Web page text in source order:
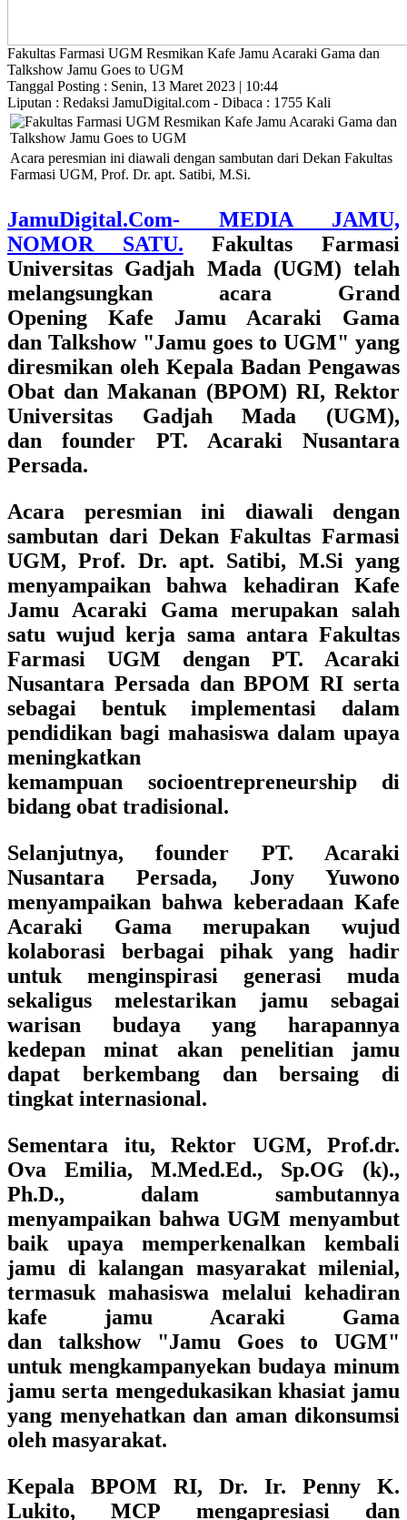
Fakultas Farmasi UGM Resmikan Kafe Jamu Acaraki Gama dan
Talkshow Jamu Goes to UGM
Tanggal Posting : Senin, 13 Maret 2023 | 10:44
Liputan : Redaksi JamuDigital.com - Dibaca : 1755 Kali
Acara peresmian ini diawali dengan sambutan dari Dekan Fakultas
Farmasi UGM, Prof. Dr. apt. Satibi, M.Si.
JamuDigital.Com- MEDIA JAMU,
NOMOR SATU.
Fakultas Farmasi
Universitas Gadjah Mada (UGM) telah
melangsungkan acara Grand
Opening Kafe Jamu Acaraki Gama
dan Talkshow "Jamu goes to UGM" yang
diresmikan oleh Kepala Badan Pengawas
Obat dan Makanan (BPOM) RI, Rektor
Universitas Gadjah Mada (UGM),
dan founder PT. Acaraki Nusantara
Persada.
Acara peresmian ini diawali dengan
sambutan dari Dekan Fakultas Farmasi
UGM, Prof. Dr. apt. Satibi, M.Si yang
menyampaikan bahwa kehadiran Kafe
Jamu Acaraki Gama merupakan salah
satu wujud kerja sama antara Fakultas
Farmasi UGM dengan PT. Acaraki
Nusantara Persada dan BPOM RI serta
sebagai bentuk implementasi dalam
pendidikan bagi mahasiswa dalam upaya
meningkatkan
kemampuan socioentrepreneurship di
bidang obat tradisional.
Selanjutnya, founder PT. Acaraki
Nusantara Persada, Jony Yuwono
menyampaikan bahwa keberadaan Kafe
Acaraki Gama merupakan wujud
kolaborasi berbagai pihak yang hadir
untuk menginspirasi generasi muda
sekaligus melestarikan jamu sebagai
warisan budaya yang harapannya
kedepan minat akan penelitian jamu
dapat berkembang dan bersaing di
tingkat internasional.
Sementara itu, Rektor UGM, Prof.dr.
Ova Emilia, M.Med.Ed., Sp.OG (k).,
Ph.D., dalam sambutannya
menyampaikan bahwa UGM menyambut
baik upaya memperkenalkan kembali
jamu di kalangan masyarakat milenial,
termasuk mahasiswa melalui kehadiran
kafe jamu Acaraki Gama
dan talkshow "Jamu Goes to UGM"
untuk mengkampanyekan budaya minum
jamu serta mengedukasikan khasiat jamu
yang menyehatkan dan aman dikonsumsi
oleh masyarakat.
Kepala BPOM RI, Dr. Ir. Penny K.
Lukito, MCP mengapresiasi dan